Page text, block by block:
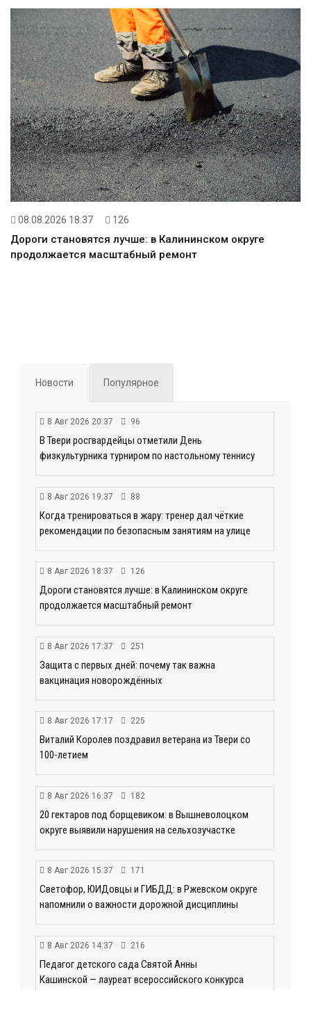
08.08.2026 18:37 126
Дороги становятся лучше: в Калининском округе
продолжается масштабный ремонт
Новости Популярное
8 Авг 2026 20:37 96
В Твери росгвардейцы отметили День
физкультурника турниром по настольному теннису
8 Авг 2026 19:37 88
Когда тренироваться в жару: тренер дал чёткие
рекомендации по безопасным занятиям на улице
8 Авг 2026 18:37 126
Дороги становятся лучше: в Калининском округе
продолжается масштабный ремонт
8 Авг 2026 17:37 251
Защита с первых дней: почему так важна
вакцинация новорождённых
8 Авг 2026 17:17 225
Виталий Королев поздравил ветерана из Твери со
100-летием
8 Авг 2026 16:37 182
20 гектаров под борщевиком: в Вышневолоцком
округе выявили нарушения на сельхозучастке
8 Авг 2026 15:37 171
Светофор, ЮИДовцы и ГИБДД: в Ржевском округе
напомнили о важности дорожной дисциплины
8 Авг 2026 14:37 216
Педагог детского сада Святой Анны
Кашинской — лауреат всероссийского конкурса